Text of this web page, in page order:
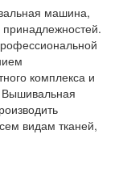
машина,
комплекса и
Вышивальная
видам тканей,